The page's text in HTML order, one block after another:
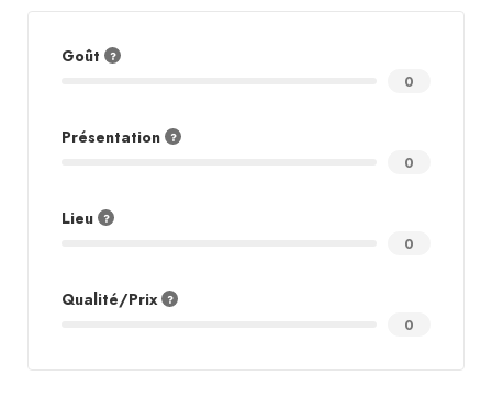
Goût
0
Présentation
0
Lieu
0
Qualité/Prix
0